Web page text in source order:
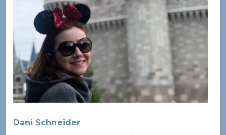
Dani Schneider